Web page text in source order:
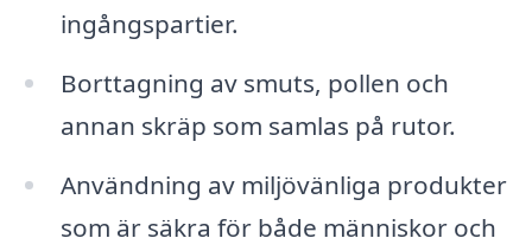
ingångspartier.
Borttagning av smuts, pollen och
annan skräp som samlas på rutor.
Användning av miljövänliga produkter
som är säkra för både människor och